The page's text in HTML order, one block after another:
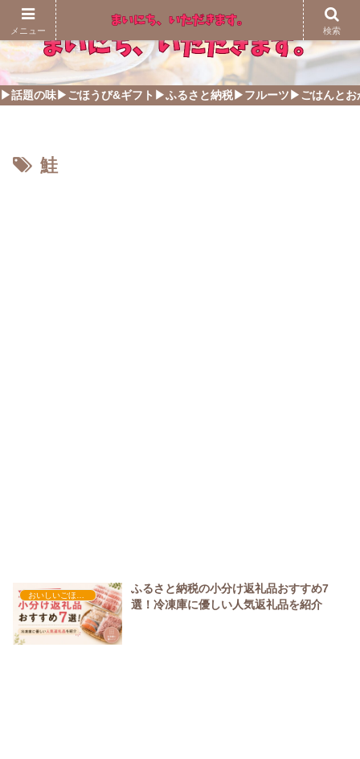
▶話題の味▶ごほうび&ギフト ▶ふるさと納税▶フルーツ ▶ごはんとお
鮭
ふるさと納税の小分け返礼品おすすめ7
選！冷凍庫に優しい人気返礼品を紹介
メニュー 検索